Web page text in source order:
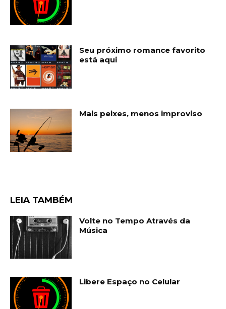
Seu próximo romance favorito
está aqui
Mais peixes, menos improviso
LEIA TAMBÉM
Volte no Tempo Através da
Música
Libere Espaço no Celular